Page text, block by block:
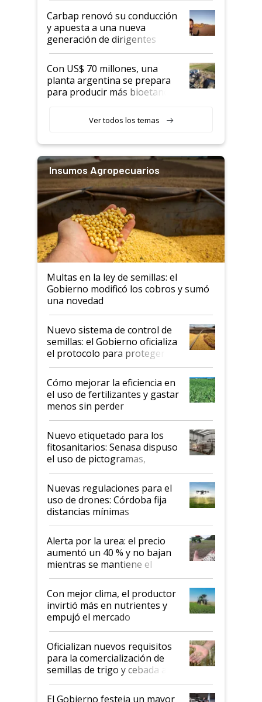
Carbap renovó su conducción
y apuesta a una nueva
generación de dirigentes
rurales
Con US$ 70 millones, una
planta argentina se prepara
para producir más bioetanol
Ver todos los temas
Insumos Agropecuarios
Multas en la ley de semillas: el
Gobierno modificó los cobros y sumó
una novedad
Nuevo sistema de control de
semillas: el Gobierno oficializa
el protocolo para proteger la
propiedad intelectual
Cómo mejorar la eficiencia en
el uso de fertilizantes y gastar
menos sin perder
productividad en la campaña
fina
Nuevo etiquetado para los
fitosanitarios: Senasa dispuso
el uso de pictogramas,
palabras de advertencia e
indicaciones
Nuevas regulaciones para el
uso de drones: Córdoba fija
distancias mínimas
Alerta por la urea: el precio
aumentó un 40 % y no bajan
mientras se mantiene el
conflicto en Medio Oriente
Con mejor clima, el productor
invirtió más en nutrientes y
empujó el mercado
Oficializan nuevos requisitos
para la comercialización de
semillas de trigo y cebada a
granel
El Gobierno festeja un mayor